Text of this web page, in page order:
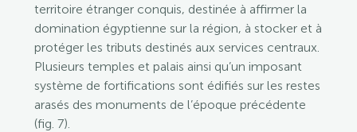
territoire étranger conquis, destinée à affirmer la
domination égyptienne sur la région, à stocker et à
protéger les tributs destinés aux services centraux.
Plusieurs temples et palais ainsi qu’un imposant
système de fortifications sont édifiés sur les restes
arasés des monuments de l’époque précédente
(fig. 7).